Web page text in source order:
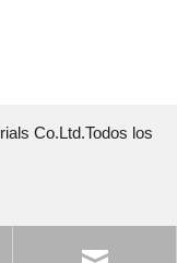
Co.Ltd.Todos los